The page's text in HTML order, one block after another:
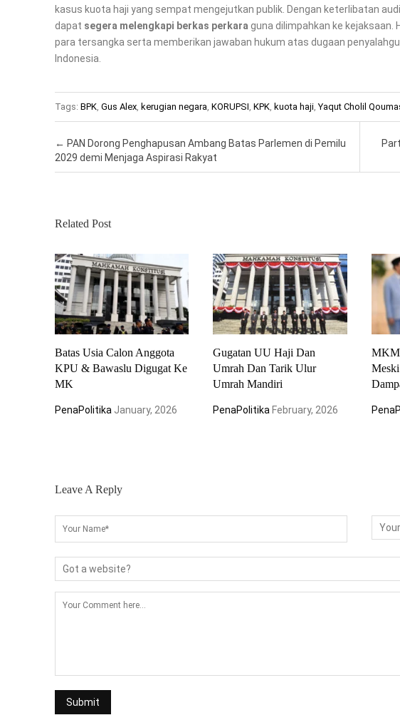
kasus kuota haji yang sempat mengejutkan publik. Dengan keterlibatan
dapat segera melengkapi berkas perkara guna dilimpahkan ke kejaksaan.
para tersangka serta memberikan jawaban hukum atas dugaan
Indonesia.
Tags: BPK, Gus Alex, kerugian negara, KORUPSI, KPK, kuota haji,Yaqut Cholil
Post navigation
← PAN Dorong Penghapusan Ambang Batas Parlemen di Pemilu
2029 demi Menjaga Aspirasi Rakyat
Related Post
Batas Usia Calon Anggota
KPU & Bawaslu Digugat Ke
MK
PenaPolitika January, 2026
Gugatan UU Haji Dan
Umrah Dan Tarik Ulur
Umrah Mandiri
PenaPolitika February, 2026
Leave A Reply